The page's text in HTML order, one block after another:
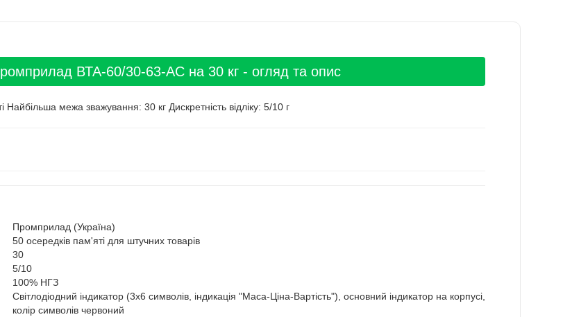
ВТА-60/30-63-АС на 30 кг - огляд та опис
межа зважування: 30 кг Дискретність відліку: 5/10 г
Промприлад (Україна)
50 осередків пам'яті для штучних товарів
30
5/10
100% НГЗ
Світлодіодний індикатор (3x6 символів, індикація "Маса-Ціна-Вартість"), основний індикатор на корпусі,
колір символів червоний